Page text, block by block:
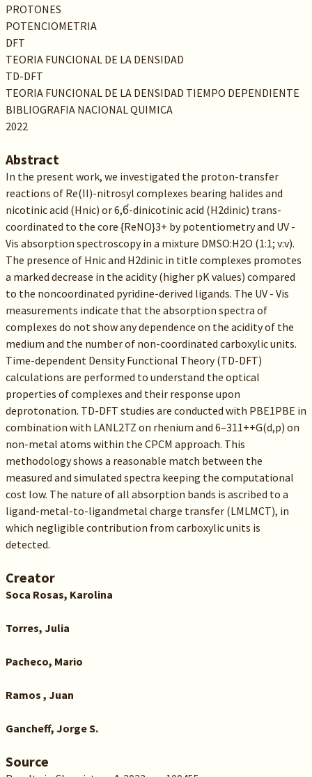
PROTONES
POTENCIOMETRIA
DFT
TEORIA FUNCIONAL DE LA DENSIDAD
TD-DFT
TEORIA FUNCIONAL DE LA DENSIDAD TIEMPO DEPENDIENTE
BIBLIOGRAFIA NACIONAL QUIMICA
2022
Abstract
In the present work, we investigated the proton-transfer
reactions of Re(II)-nitrosyl complexes bearing halides and
nicotinic acid (Hnic) or 6,6́-dinicotinic acid (H2dinic) trans-
coordinated to the core {ReNO}3+ by potentiometry and UV -
Vis absorption spectroscopy in a mixture DMSO:H2O (1:1; v:v).
The presence of Hnic and H2dinic in title complexes promotes
a marked decrease in the acidity (higher pK values) compared
to the noncoordinated pyridine-derived ligands. The UV - Vis
measurements indicate that the absorption spectra of
complexes do not show any dependence on the acidity of the
medium and the number of non-coordinated carboxylic units.
Time-dependent Density Functional Theory (TD-DFT)
calculations are performed to understand the optical
properties of complexes and their response upon
deprotonation. TD-DFT studies are conducted with PBE1PBE in
combination with LANL2TZ on rhenium and 6–311++G(d,p) on
non-metal atoms within the CPCM approach. This
methodology shows a reasonable match between the
measured and simulated spectra keeping the computational
cost low. The nature of all absorption bands is ascribed to a
ligand-metal-to-ligandmetal charge transfer (LMLMCT), in
which negligible contribution from carboxylic units is
detected.
Creator
Soca Rosas, Karolina
Torres, Julia
Pacheco, Mario
Ramos , Juan
Gancheff, Jorge S.
Source